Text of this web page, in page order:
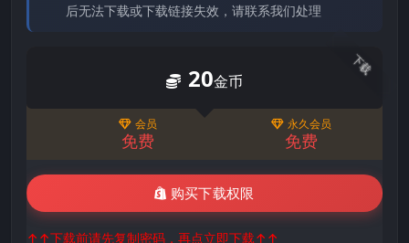
后无法下载或下载链接失效，请联系我们处理
下载
20金币
会员
免费
永久会员
免费
购买下载权限
↑↑下载前请先复制密码，再点立即下载↑↑